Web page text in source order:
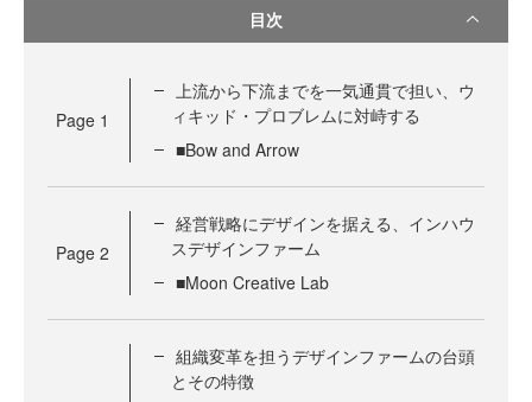
目次
Page 1
上流から下流までを一気通貫で担い、ウ
ィキッド・プロブレムに対峙する
■Bow and Arrow
Page 2
経営戦略にデザインを据える、インハウ
スデザインファーム
■Moon Creative Lab
組織変革を担うデザインファームの台頭
とその特徴